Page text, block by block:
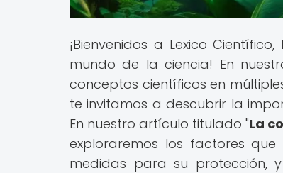
¡Bienvenidos a Lexico
mundo de la ciencia! En
conceptos científicos en
te invitamos a descubrir la
En nuestro artículo titulado "La
exploraremos los factores
medidas para su protección,